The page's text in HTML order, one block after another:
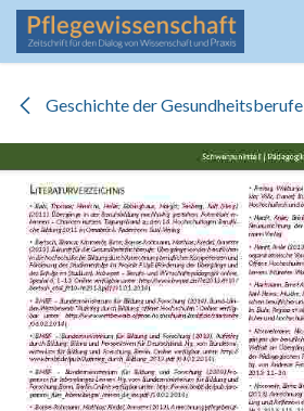
Zum Inhalt springen
Geschichte der Gesundheitsberufe